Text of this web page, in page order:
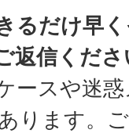
るだけ早
返信くださ
ースや迷
ります。